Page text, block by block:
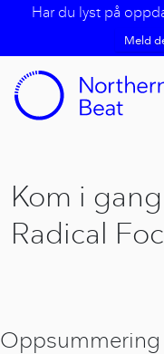
Har du lyst på
Meld
Kom i
Radical
Oppsummering